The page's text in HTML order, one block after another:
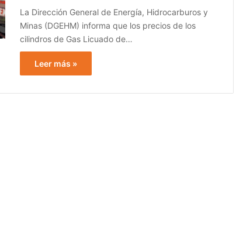
La Dirección General de Energía, Hidrocarburos y
Minas (DGEHM) informa que los precios de los
cilindros de Gas Licuado de…
Leer más »